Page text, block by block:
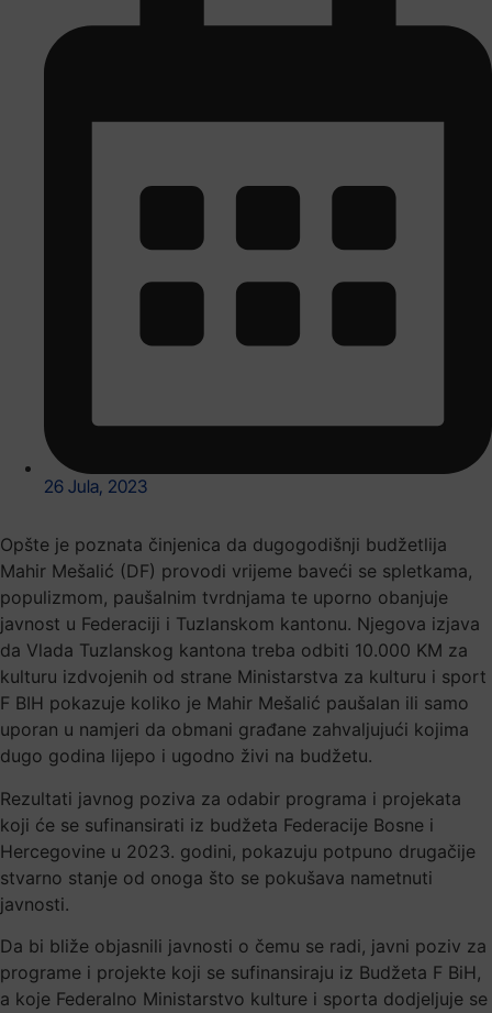
26 Jula, 2023
Opšte je poznata činjenica da dugogodišnji budžetlija
Mahir Mešalić (DF) provodi vrijeme baveći se spletkama,
populizmom, paušalnim tvrdnjama te uporno obanjuje
javnost u Federaciji i Tuzlanskom kantonu. Njegova izjava
da Vlada Tuzlanskog kantona treba odbiti 10.000 KM za
kulturu izdvojenih od strane Ministarstva za kulturu i sport
F BIH pokazuje koliko je Mahir Mešalić paušalan ili samo
uporan u namjeri da obmani građane zahvaljujući kojima
dugo godina lijepo i ugodno živi na budžetu.
Rezultati javnog poziva za odabir programa i projekata
koji će se sufinansirati iz budžeta Federacije Bosne i
Hercegovine u 2023. godini, pokazuju potpuno drugačije
stvarno stanje od onoga što se pokušava nametnuti
javnosti.
Da bi bliže objasnili javnosti o čemu se radi, javni poziv za
programe i projekte koji se sufinansiraju iz Budžeta F BiH,
a koje Federalno Ministarstvo kulture i sporta dodjeljuje se